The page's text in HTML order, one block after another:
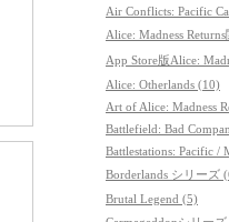
Air Conflicts: Pacific
Alice: Madness
App Store版Alice:
Alice: Otherlands (10)
Art of Alice: Madness
Battlefield: Bad
Battlestations: Pacific /
Borderlands シリーズ
Brutal Legend (5)